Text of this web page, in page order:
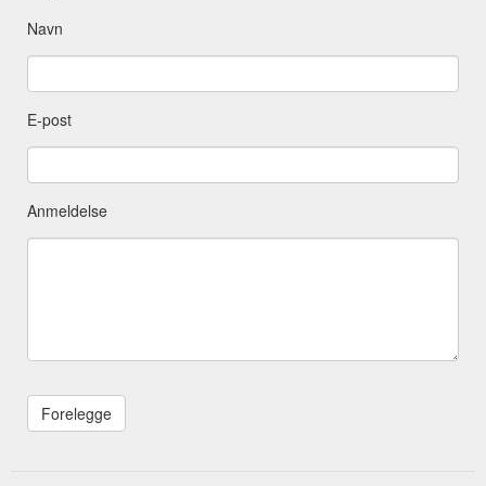
Navn
E-post
Anmeldelse